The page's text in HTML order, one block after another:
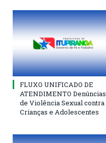
FLUXO UNIFICADO DE
ATENDIMENTO Denúncias
de Violência Sexual contra
Crianças e Adolescentes